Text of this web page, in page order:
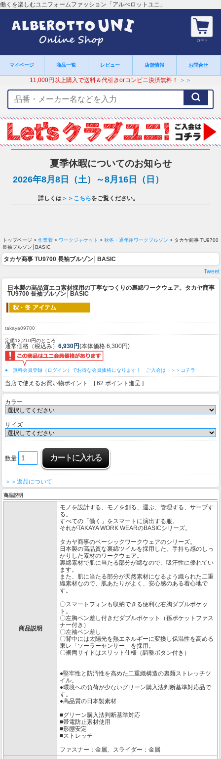
働くを楽しむユニフォームファッション「アルべロットユニ」
カート
マイページ 商品一覧 レビュー 店舗情報 お問合せ
11,000円以上購入で送料＆代引きorコンビニ決済無料！ ＞＞
ー
ワ
ー
ド
夏季休暇についてのお知らせ
2026年8月8日（土）～8月16日（日）
詳しくは ＞＞こちらをご覧ください。
トップページ > 作業着 > ワークジャケット > 秋冬・通年用ワークブルゾン > タカヤ商事 TU9700
長袖ブルゾン│BASIC
タカヤ商事 TU9700 長袖ブルゾン│BASIC
Tweet
日本製の高品質エコ素材採用の丁寧なつくりの裏綿ワークウェア。 タカヤ商事
TU9700 長袖ブルゾン│BASIC
takaya09700
定価12,210円のところ
通常価格（税込み） 6,930円(本体価格:6,300円)
● 無料会員登録（ログイン）でお得な会員価格になります！ ご入会は ＞＞コチラ
当店で使えるお買い物ポイント [ 62 ポイント進呈 ]
カラー
サイズ
数量
＞＞返品について
商品説明
商品説明
モノを設計する、モノを創る、運ぶ、管理する、サーブす
る。
すべての「働く」をスマートに演出する服。
それがTAKAYA WORK WEARのBASICシリーズ。
タカヤ商事のベーシックワークウェアのシリーズ。
日本製の高品質な裏綿ツイルを採用した、手持ち感のしっ
かりした素材のワークウェア。
裏綿素材で肌に当たる部分が綿なので、吸汗性に優れてい
ます。
また、肌に当たる部分が天然素材になるよう織られた二重
織素材なので、肌あたりがよく、安心感のある着心地で
す。
〇スマートフォンも収納できる便利な右胸ダブルポケッ
ト。
〇左胸ペン差し付きだダブルポケット（孫ポケットファス
ナー付き）
〇左袖ペン差し
〇背中には太陽光を熱エネルギーに変換し保温性を高める
東レ「ソーラーセンサー」を採用。
〇裾両サイドはスリット仕様（調整ボタン付き）
●堅牢性と防汚性を高めた二重織構造の裏麺ストレッチツ
イル。
●環境への負荷が少ないグリーン購入法判断基準対応品で
す。
●高品質の日本製素材
■グリーン購入法判断基準対応
■帯電防止素材使用
■形態安定
■ストレッチ
ファスナー：金属、スライダー：金属